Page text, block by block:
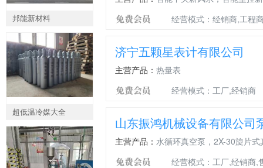
经营模式：经销商,工程
济宁五颗星表计有限公司
主营产品： 热量表
经营模式：工厂,经销商
山东振鸿机械设备有限公司
主营产品： 水循环真空泵，2X-30旋片
经营模式：工厂,经销商,
邦能新材料
超低温冷媒大全